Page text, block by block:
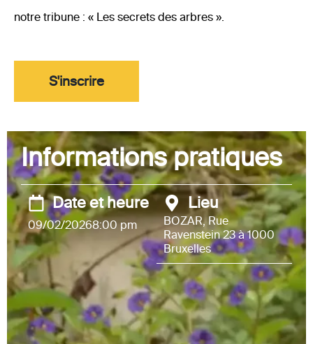
Informations pratiques
Date et heure
09/02/20268:00 pm
Lieu
BOZAR, Rue
Ravenstein 23 à 1000
Bruxelles
notre tribune : « Les secrets des arbres ».
S'inscrire